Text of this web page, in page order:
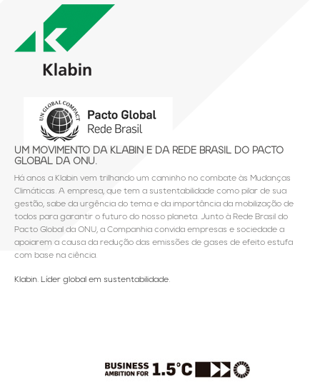
UM MOVIMENTO DA KLABIN E DA REDE BRASIL DO PACTO
GLOBAL DA ONU.
Há anos a Klabin vem trilhando um caminho no combate às Mudanças
Climáticas. A empresa, que tem a sustentabilidade como pilar de sua
gestão, sabe da urgência do tema e da importância da mobilização de
todos para garantir o futuro do nosso planeta. Junto à Rede Brasil do
Pacto Global da ONU, a Companhia convida empresas e sociedade a
apoiarem a causa da redução das emissões de gases de efeito estufa
com base na ciência.
Klabin. Líder global em sustentabilidade.